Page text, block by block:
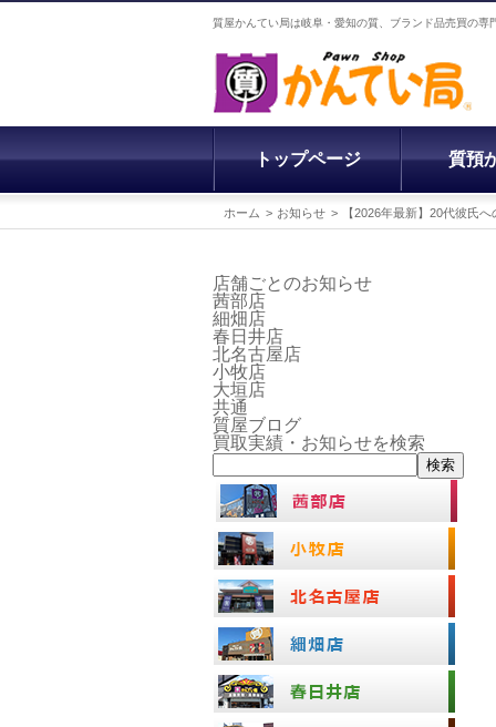
質屋かんてい局は岐阜・愛知の質、ブランド品売買の
トップページ 質預
ホーム お知らせ 【2026年最新】20代彼氏
店舗ごとのお知らせ
茜部店
細畑店
春日井店
北名古屋店
小牧店
大垣店
共通
質屋ブログ
買取実績・お知らせを検索
検索